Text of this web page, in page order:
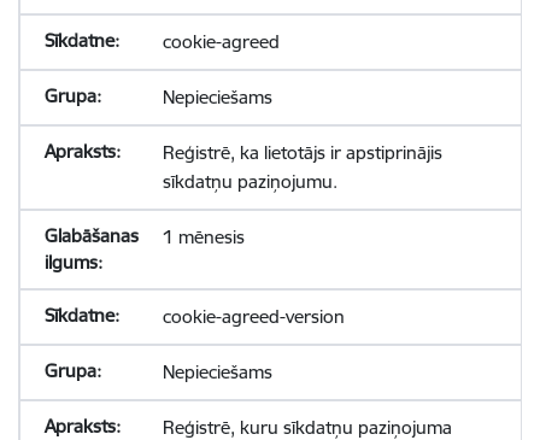
cookie-agreed
Nepieciešams
Reģistrē, ka lietotājs ir apstiprinājis
sīkdatņu paziņojumu.
1 mēnesis
cookie-agreed-version
Nepieciešams
Reģistrē, kuru sīkdatņu paziņojuma